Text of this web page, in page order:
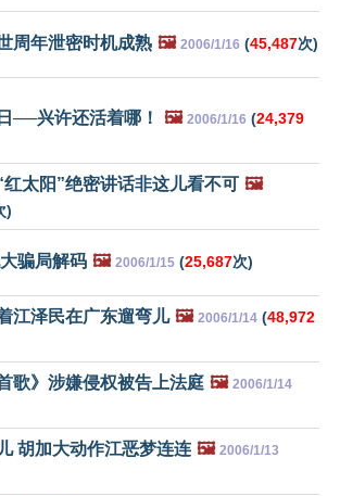
周年泄密时机成熟 🖼️ 2006/1/16 (45,487次)
──兴许还活着哪！ 🖼️ 2006/1/16 (24,379
红太阳”绝密讲话非这儿看不可 🖼️
)
骗局解码 🖼️ 2006/1/15 (25,687次)
江泽民在广东遛弯儿 🖼️ 2006/1/14 (48,972
歌》涉嫌侵权被告上法庭 🖼️ 2006/1/14
胡加大动作江恶梦连连 🖼️ 2006/1/13